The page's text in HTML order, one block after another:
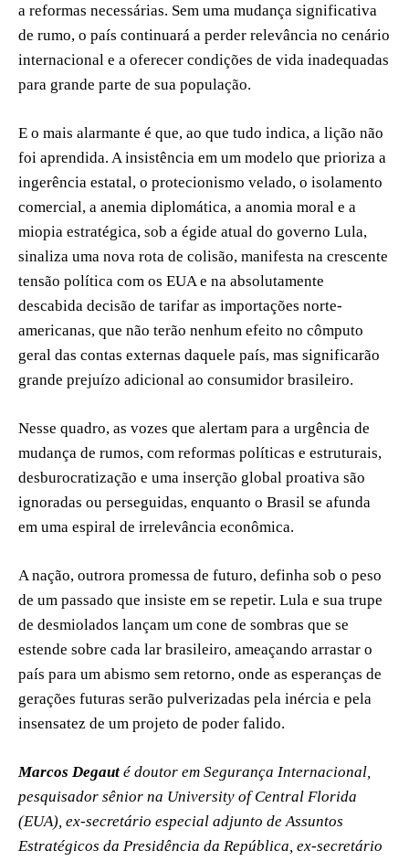
a reformas necessárias. Sem uma mudança significativa
de rumo, o país continuará a perder relevância no cenário
internacional e a oferecer condições de vida inadequadas
para grande parte de sua população.
E o mais alarmante é que, ao que tudo indica, a lição não
foi aprendida. A insistência em um modelo que prioriza a
ingerência estatal, o protecionismo velado, o isolamento
comercial, a anemia diplomática, a anomia moral e a
miopia estratégica, sob a égide atual do governo Lula,
sinaliza uma nova rota de colisão, manifesta na crescente
tensão política com os EUA e na absolutamente
descabida decisão de tarifar as importações norte-
americanas, que não terão nenhum efeito no cômputo
geral das contas externas daquele país, mas significarão
grande prejuízo adicional ao consumidor brasileiro.
Nesse quadro, as vozes que alertam para a urgência de
mudança de rumos, com reformas políticas e estruturais,
desburocratização e uma inserção global proativa são
ignoradas ou perseguidas, enquanto o Brasil se afunda
em uma espiral de irrelevância econômica.
A nação, outrora promessa de futuro, definha sob o peso
de um passado que insiste em se repetir. Lula e sua trupe
de desmiolados lançam um cone de sombras que se
estende sobre cada lar brasileiro, ameaçando arrastar o
país para um abismo sem retorno, onde as esperanças de
gerações futuras serão pulverizadas pela inércia e pela
insensatez de um projeto de poder falido.
Marcos Degaut é doutor em Segurança Internacional,
pesquisador sênior na University of Central Florida
(EUA), ex-secretário especial adjunto de Assuntos
Estratégicos da Presidência da República, ex-secretário